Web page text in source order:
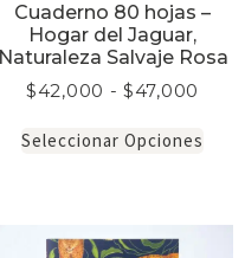
Cuaderno 80 hojas –
Hogar del Jaguar,
Naturaleza Salvaje Rosa
$42,000 - $47,000
Seleccionar Opciones